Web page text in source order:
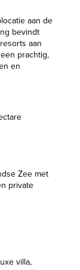
aan de
bevindt
aan
prachtig,
en
Zee met
private
villa,